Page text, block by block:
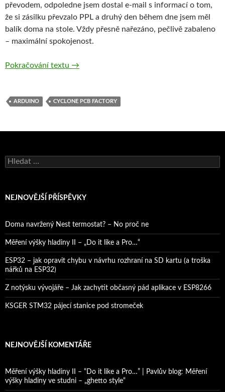
převodem, odpoledne jsem dostal e-mail s informací o tom,
že si zásilku převzalo PPL a druhý den během dne jsem měl
balík doma na stole. Vždy přesně nařezáno, pečlivě zabaleno
– maximální spokojenost.
Pokračování textu Cyclone PCB Factory – dobrodružství s
→
ARDUINO CYCLONE PCB FACTORY
Vyhledávání
NEJNOVĚJŠÍ PŘÍSPĚVKY
Doma navržený Nest termostat? – No proč ne
Měření výšky hladiny II – „Do it like a Pro…“
ESP32 – jak opravit chybu v návrhu rozhraní na SD kartu (a troška
nářků na ESP32)
Z notýsku vývojáře – Jak zachytit občasný pád aplikace v ESP8266
KSGER STM32 pájecí stanice pod stromeček
NEJNOVĚJŠÍ KOMENTÁŘE
Měření výšky hladiny II – “Do it like a Pro…” | Pavlův blog: Měření
výšky hladiny ve studni – „ghetto style“